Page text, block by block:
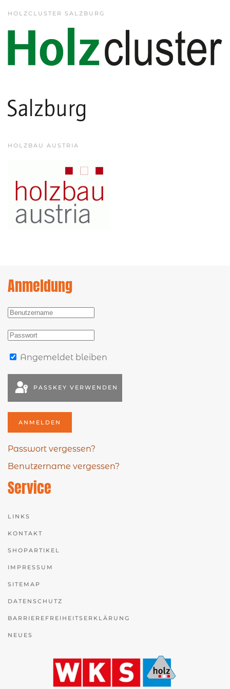
HOLZCLUSTER SALZBURG
HOLZBAU AUSTRIA
Anmeldung
Angemeldet bleiben
PASSKEY VERWENDEN
ANMELDEN
Passwort vergessen?
Benutzername vergessen?
Service
LINKS
KONTAKT
SHOPARTIKEL
IMPRESSUM
SITEMAP
DATENSCHUTZ
BARRIEREFREIHEITSERKLÄRUNG
NEUES